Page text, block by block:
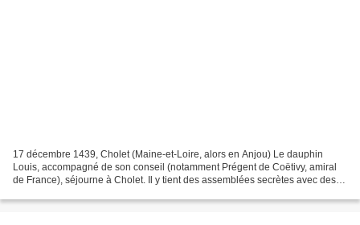
17 décembre 1439, Cholet (Maine-et-Loire, alors en Anjou) Le dauphin
Louis, accompagné de son conseil (notamment Prégent de Coëtivy, amiral
de France), séjourne à Cholet. Il y tient des assemblées secrètes avec des